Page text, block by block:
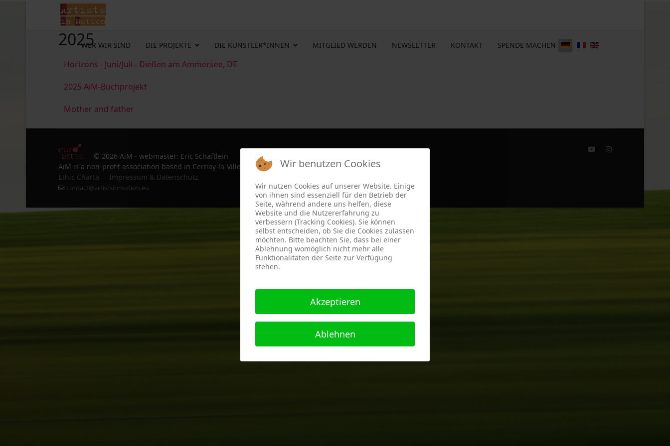
WER WIR SIND DIE PROJEKTE DIE KUNSTLER*INNEN MITGLIED WERDEN NEWSLETTER KONTAKT SPENDE MACHEN
2025
Horizons - Juni/Juli - Dießen am Ammersee, DE
2025 AiM-Buchprojekt
Mother and father
© 2026 AiM - webmaster: Eric Schaftlein
AiM is a non-profit association based in Cernay-la-Ville, France since 2022
Ethic Charta
Impressum & Datenschutz
contact@artistsinmotion.eu
Wir benutzen Cookies
Wir nutzen Cookies auf unserer Website. Einige
von ihnen sind essenziell für den Betrieb der
Seite, während andere uns helfen, diese
Website und die Nutzererfahrung zu
verbessern (Tracking Cookies). Sie können
selbst entscheiden, ob Sie die Cookies zulassen
möchten. Bitte beachten Sie, dass bei einer
Ablehnung womöglich nicht mehr alle
Funktionalitäten der Seite zur Verfügung
stehen.
Akzeptieren
Ablehnen